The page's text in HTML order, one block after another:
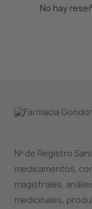
No hay
Nº de Registro
medicamentos,
magistrales,
medicinales,